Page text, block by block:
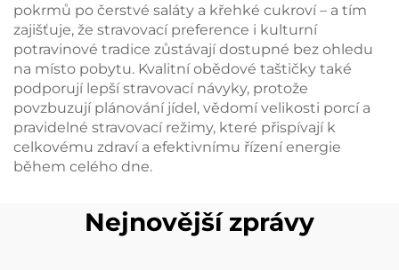
pokrmů po čerstvé saláty a křehké cukroví – a tím
zajišťuje, že stravovací preference i kulturní
potravinové tradice zůstávají dostupné bez ohledu
na místo pobytu. Kvalitní obědové taštičky také
podporují lepší stravovací návyky, protože
povzbuzují plánování jídel, vědomí velikosti porcí a
pravidelné stravovací režimy, které přispívají k
celkovému zdraví a efektivnímu řízení energie
během celého dne.
Nejnovější zprávy